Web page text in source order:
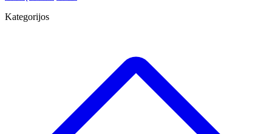
Kategorijos